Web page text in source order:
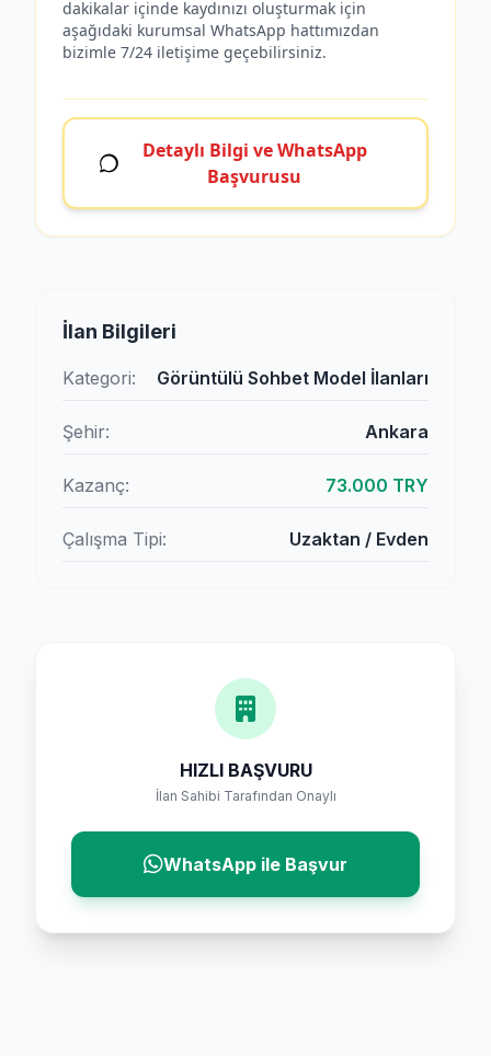
dakikalar içinde kaydınızı oluşturmak için
aşağıdaki kurumsal WhatsApp hattımızdan
bizimle 7/24 iletişime geçebilirsiniz.
Detaylı Bilgi ve WhatsApp
Başvurusu
İlan Bilgileri
Kategori: Görüntülü Sohbet Model İlanları
Şehir: Ankara
Kazanç: 73.000 TRY
Çalışma Tipi: Uzaktan / Evden
HIZLI BAŞVURU
İlan Sahibi Tarafından Onaylı
WhatsApp ile Başvur